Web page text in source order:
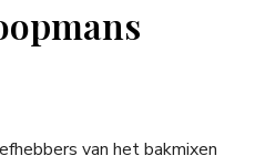
van het bakmixen